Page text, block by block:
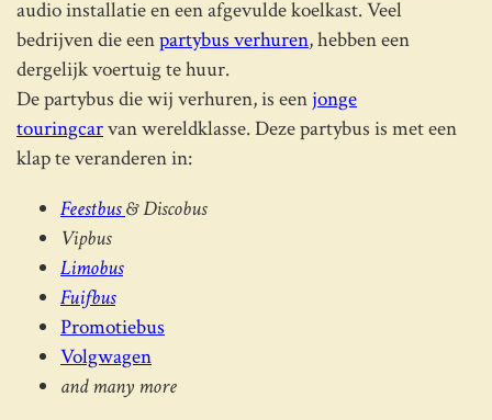
audio installatie en een afgevulde koelkast. Veel
bedrijven die eenpartybus verhuren, hebben een
dergelijk voertuig te huur.
De partybus die wij verhuren, is eenjonge
touringcarvan wereldklasse. Deze partybus is met een
klap te veranderen in:
Feestbus& Discobus
Vipbus
Limobus
Fuifbus
Promotiebus
Volgwagen
and many more